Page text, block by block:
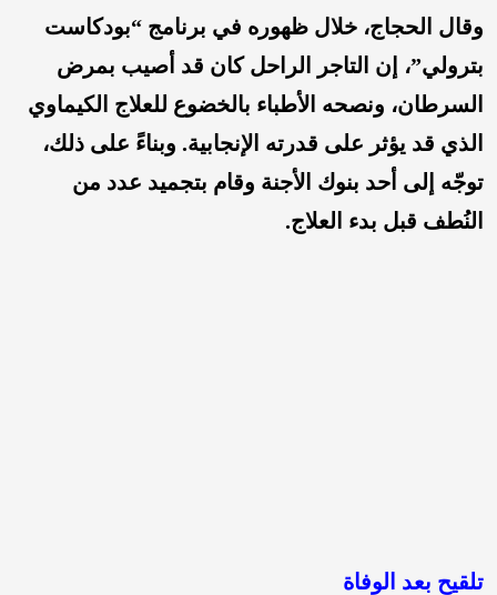
وقال الحجاج، خلال ظهوره في برنامج “بودكاست
بترولي”، إن التاجر الراحل كان قد أصيب بمرض
السرطان، ونصحه الأطباء بالخضوع للعلاج الكيماوي
الذي قد يؤثر على قدرته الإنجابية. وبناءً على ذلك،
توجّه إلى أحد بنوك الأجنة وقام بتجميد عدد من
النُطف قبل بدء العلاج.
تلقيح بعد الوفاة